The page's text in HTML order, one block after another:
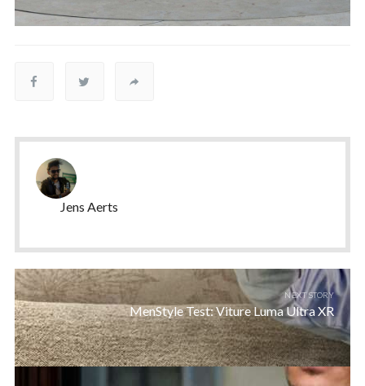
Jens Aerts
NEXT STORY
MenStyle Test: Viture Luma Ultra XR